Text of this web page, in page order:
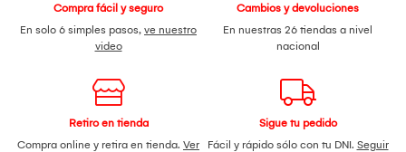
Compra fácil y seguro
En solo 6 simples pasos, ve nuestro
video
Cambios y devoluciones
En nuestras 26 tiendas a nivel
nacional
Retiro en tienda
Compra online y retira en tienda. Ver
Sigue tu pedido
Fácil y rápido sólo con tu DNI. Seguir